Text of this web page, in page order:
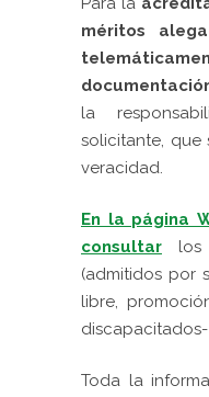
méritos
la
solicitante, que
veracidad.
En la página
consultar los
(admitidos por
libre,
discapacitados-
Toda la